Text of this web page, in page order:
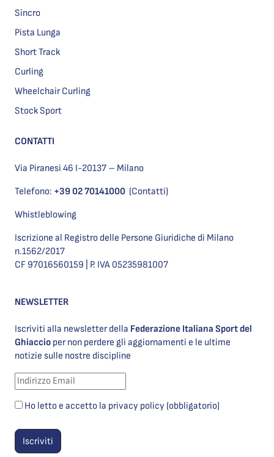
Sincro
Pista Lunga
Short Track
Curling
Wheelchair Curling
Stock Sport
CONTATTI
Via Piranesi 46 I-20137 – Milano
Telefono: +39 02 70141000 (Contatti)
Whistleblowing
Iscrizione al Registro delle Persone Giuridiche di Milano
n.1562/2017
CF 97016560159 | P. IVA 05235981007
NEWSLETTER
Iscriviti alla newsletter della Federazione Italiana Sport del
Ghiaccio per non perdere gli aggiornamenti e le ultime
notizie sulle nostre discipline
Ho letto e accetto la privacy policy (obbligatorio)